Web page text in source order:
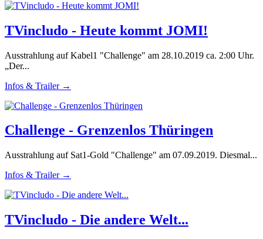
TVincludo - Heute kommt JOMI!
Ausstrahlung auf Kabel1 "Challenge" am 28.10.2019 ca. 2:00 Uhr.
„Der...
Infos & Trailer →
Challenge - Grenzenlos Thüringen
Ausstrahlung auf Sat1-Gold "Challenge" am 07.09.2019. Diesmal...
Infos & Trailer →
TVincludo - Die andere Welt...